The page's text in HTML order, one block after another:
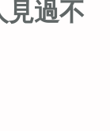
見過不